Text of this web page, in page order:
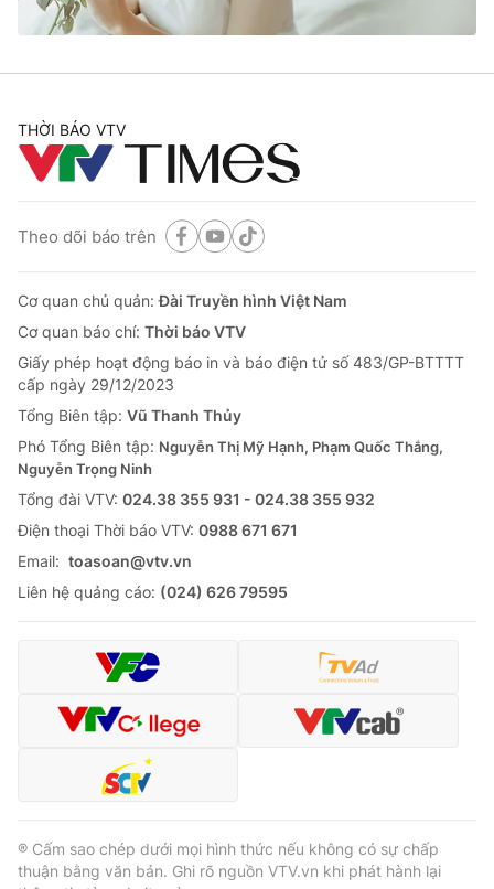
Câu chuyện quốc tế
Thị trường
Góc doanh nghiệp
Dữ liệu và đời sống
Truyền hình
Phim VTV
Hậu trường
Giải sao mai
Giải trí
Điện ảnh
Âm nhạc
Du lịch
Làm đẹp
Chất lượng cuộc sống
Tuyển sinh
Học trực tuyến
Công nghệ
Hitech Công nghệ tương lai
Sản phẩm
Thị trường
Tư vấn
Giao lưu trực tuyến
Lịch phát sóng
Chuyên mục khác
Emagazine Podcast
Video Shorts video
VTV Money
VTV Sức khoẻ Bất động sản
THỜI BÁO VTV
Theo dõi báo trên
Cơ quan chủ quản:Đài Truyền hình Việt Nam
Cơ quan báo chí: Thời báo VTV
Giấy phép hoạt động báo in và báo điện tử số 483/GP-BTTTT
cấp ngày 29/12/2023
Tổng Biên tập: Vũ Thanh Thủy
Phó Tổng Biên tập: Nguyễn Thị Mỹ Hạnh, Phạm Quốc Thắng,
Nguyễn Trọng Ninh
Tổng đài VTV: 024.38 355 931 - 024.38 355 932
Ðiện thoại Thời báo VTV: 0988 671 671
Email: toasoan@vtv.vn
Liên hệ quảng cáo: (024) 626 79595
® Cấm sao chép dưới mọi hình thức nếu không có sự chấp
thuận bằng văn bản. Ghi rõ nguồn VTV.vn khi phát hành lại